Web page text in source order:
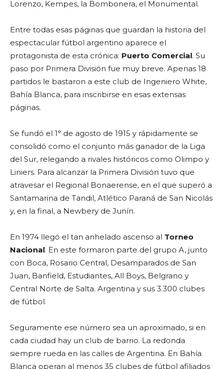
Lorenzo, Kempes, la Bombonera, el Monumental.
Entre todas esas páginas que guardan la historia del
espectacular fútbol argentino aparece el
protagonista de esta crónica: Puerto Comercial. Su
paso por Primera División fue muy breve. Apenas 18
partidos le bastaron a este club de Ingeniero White,
Bahía Blanca, para inscribirse en esas extensas
páginas.
Se fundó el 1° de agosto de 1915 y rápidamente se
consolidó como el conjunto más ganador de la Liga
del Sur, relegando a rivales históricos como Olimpo y
Liniers. Para alcanzar la Primera División tuvo que
atravesar el Regional Bonaerense, en el que superó a
Santamarina de Tandil, Atlético Paraná de San Nicolás
y, en la final, a Newbery de Junín.
En 1974 llegó el tan anhelado ascenso al Torneo
Nacional. En este formaron parte del grupo A, junto
con Boca, Rosario Central, Desamparados de San
Juan, Banfield, Estudiantes, All Boys, Belgrano y
Central Norte de Salta. Argentina y sus 3.300 clubes
de fútbol.
Seguramente ese número sea un aproximado, si en
cada ciudad hay un club de barrio. La redonda
siempre rueda en las calles de Argentina. En Bahía
Blanca operan al menos 35 clubes de fútbol afiliados